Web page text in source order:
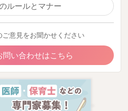
ルールとマナー
意見をお聞かせください
問い合わせはこちら